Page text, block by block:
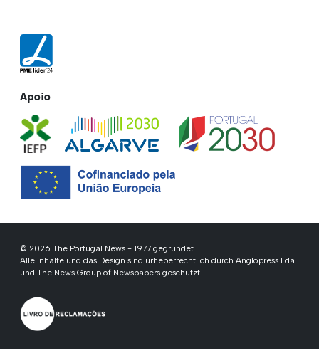
Apoio
© 2026 The Portugal News - 1977 gegründet
Alle Inhalte und das Design sind urheberrechtlich durch Anglopress Lda
und The News Group of Newspapers geschützt